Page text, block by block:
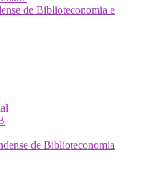
de Biblioteconomia e
de Biblioteconomia